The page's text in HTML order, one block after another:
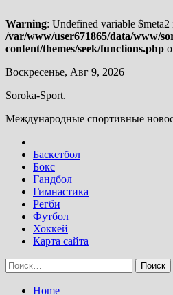
Warning: Undefined variable $meta2
/var/www/user671865/data/www/
content/themes/seek/functions.php
Skip
content
Воскресенье, Авг 9, 2026
Soroka-Sport.
Международные спортивные
Баскетбол
Бокс
Гандбол
Гимнастика
Регби
Футбол
Хоккей
Карта сайта
Найти:
Home